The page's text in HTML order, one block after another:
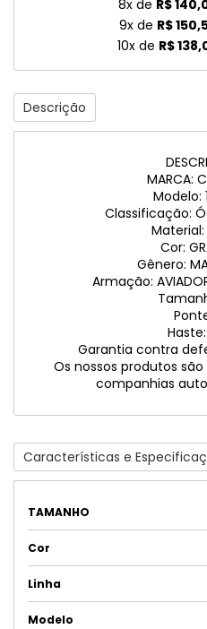
8x de R$
9x de R$
10x de R$
Descrição
MARCA:
Modelo:
Classificação:
Material:
Cor:
Gênero:
Armação:
Garantia contra
Os nossos produtos
companhias
Características e
TAMANHO
Cor
Linha
Modelo